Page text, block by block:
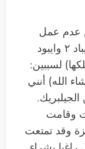
عدم عمل
بعض المزايا على ايفون ٤ وايباد ٢ وايبود
الله) أنني
وقامت
وقد تمتعت